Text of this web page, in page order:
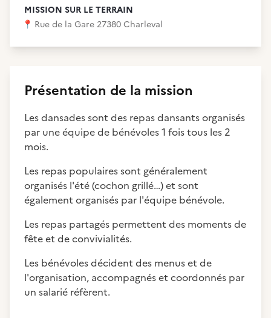
MISSION SUR LE TERRAIN
📍 Rue de la Gare 27380 Charleval
Présentation de la mission
Les dansades sont des repas dansants organisés
par une équipe de bénévoles 1 fois tous les 2
mois.
Les repas populaires sont généralement
organisés l'été (cochon grillé…) et sont
également organisés par l'équipe bénévole.
Les repas partagés permettent des moments de
fête et de convivialités.
Les bénévoles décident des menus et de
l'organisation, accompagnés et coordonnés par
un salarié réfèrent.